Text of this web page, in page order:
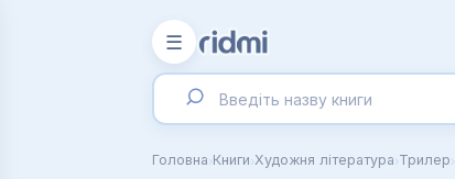
☰
Головна›Книги›Художня література›Трилер›